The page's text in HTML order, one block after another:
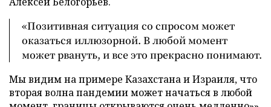
«Позитивная ситуация со спросом может
оказаться иллюзорной. В любой момент
может рвануть, и все это прекрасно понимают.
Мы видим на примере Казахстана и Израиля, что
вторая волна пандемии может начаться в любой